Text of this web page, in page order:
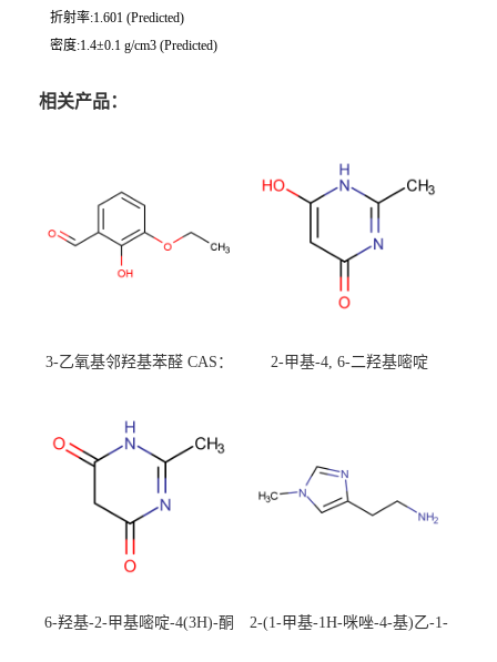
折射率:1.601 (Predicted)
密度:1.4±0.1 g/cm3 (Predicted)
相关产品：
3-乙氧基邻羟基苯醛 CAS：
校可先用后付
2-甲基-4, 6-二羟基嘧啶
6-羟基-2-甲基嘧啶-4(3H)-酮
2-(1-甲基-1H-咪唑-4-基)乙-1-